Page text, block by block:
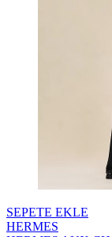
SEPETE EKLE
HERMES